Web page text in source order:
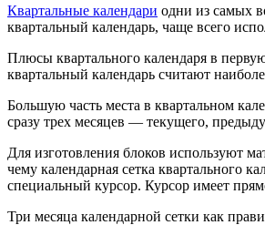
Квартальные календари одни из самых
квартальный календарь, чаще всего
Плюсы квартального календаря в
квартальный календарь считают
Большую часть места в квартальном
сразу трех месяцев — текущего,
Для изготовления блоков используют
чему календарная сетка квартального
специальный курсор. Курсор имеет
Три месяца календарной сетки как